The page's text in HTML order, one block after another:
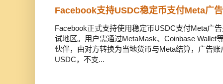
Facebook支持USDC稳定币支付Meta广
Facebook正式支持使用稳定币USDC支付Meta广
试地区。用户需通过MetaMask、Coinbase Wallet
伙伴，由对方转换为当地货币与Meta结算，广告
USDC，不支...